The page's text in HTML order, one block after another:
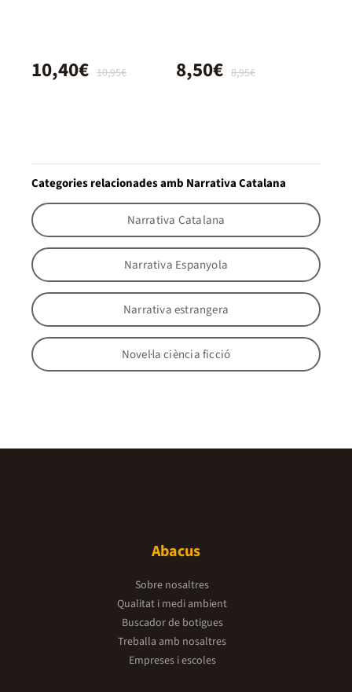
10,95€
10,40€ 8,95€
8,50€
Categories relacionades amb Narrativa Catalana
Narrativa Catalana
Narrativa Espanyola
Narrativa estrangera
Novel·la ciència ficció
Abacus
Sobre nosaltres
Qualitat i medi ambient
Buscador de botigues
Treballa amb nosaltres
Empreses i escoles